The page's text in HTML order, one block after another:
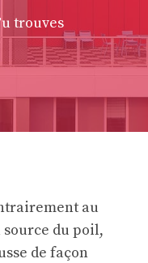
trouves
au
du poil,
de façon